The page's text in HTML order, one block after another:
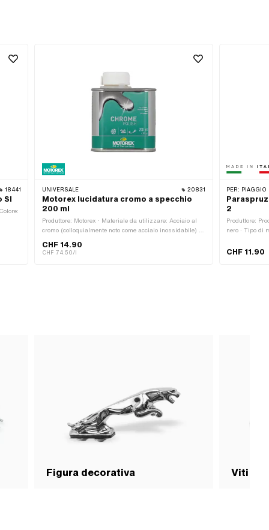
18441
SI
UNIVERSALE 20831
Motorex lucidatura cromo a specchio
200 ml
Produttore: Motorex · Materiale da utilizzare: Acciaio al
cromo (colloquialmente noto come acciaio inossidabile) ·
infiammabile · Parola segnale: Attenzione · Pittogramma
CHF 14.90
CHF 74.50/l
PER: PIAGGIO
2
Produttore:
nero · Tipo di
CHF 11.90
Figura decorativa Viti e